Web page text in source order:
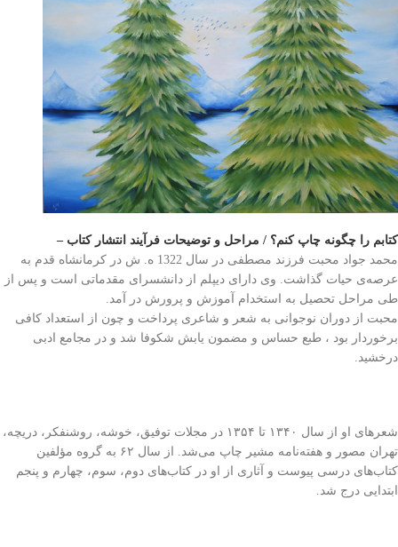
کتابم را چگونه چاپ کنم؟ / مراحل و توضیحات فرآیند انتشار کتاب –
محمد جواد محبت فرزند مصطفی در سال 1322 ه. ش در کرمانشاه قدم به
عرصه‌ی حیات گذاشت. وی دارای دیپلم از دانشسرای مقدماتی است و پس از
طی مراحل تحصیل به استخدام آموزش و پرورش در آمد.
محبت از دوران نوجوانی به شعر و شاعری پرداخت و چون از استعداد کافی
برخوردار بود ، طبع حساس و مضمون یابش شکوفا شد و در مجامع ادبی
درخشید.
شعرهای او از سال ۱۳۴۰ تا ۱۳۵۴ در مجلات توفیق، خوشه، روشنفکر، دریچه،
تهران مصور و هفته‌نامه مشیر چاپ می‌شد. از سال ۶۲ به گروه مؤلفین
کتاب‌های درسی پیوست و آثاری از او در کتاب‌های دوم، سوم، چهارم و پنجم
ابتدایی درج شد.